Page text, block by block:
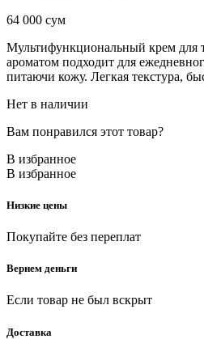
64 000 сум
Мультифункциональный крем для
ароматом подходит для
питаючи кожу. Легкая текстура,
Нет в наличии
Вам понравился этот товар?
В избранное
В избранное
Низкие цены
Покупайте без переплат
Вернем деньги
Если товар не был вскрыт
Доставка